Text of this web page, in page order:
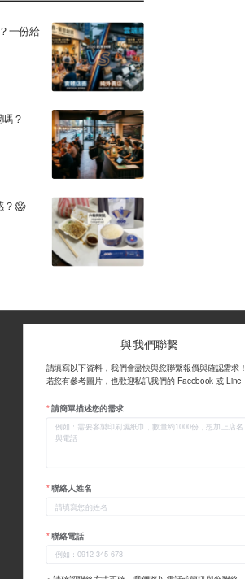
一份給
？
？😱
與我們聯繫
請填寫以下資料，我們會盡快與您聯繫報價與確認需求！
若您有參考圖片，也歡迎私訊我們的 Facebook 或 Line
請簡單描述您的需求
聯絡人姓名
聯絡電話